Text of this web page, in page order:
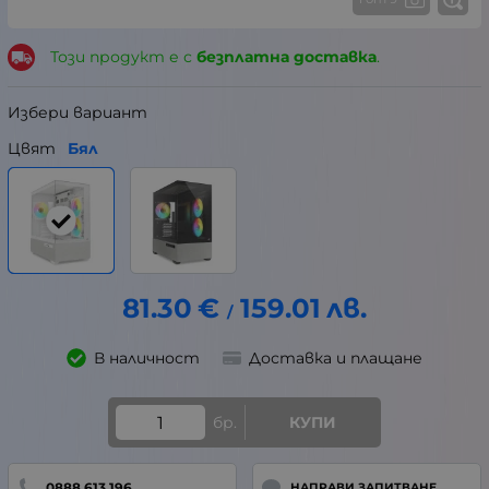
Този продукт е с безплатна доставка.
Избери вариант
Цвят
Бял
81.30 € / 159.01 лв.
В наличност Доставка и плащане
бр. КУПИ